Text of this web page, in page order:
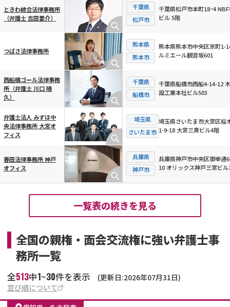
ときわ綜合法律事務所
（弁護士 吉田要介）
千葉県
松戸市
千葉県松戸市本町18−4
ビル 5階
つばさ法律事務所
熊本県
熊本市
熊本県熊本市中央区京町1-
ルミエール観音坂601
西船橋ゴール法律事務
所（弁護士 川口 晴
久）
千葉県
船橋市
千葉県船橋市西船4-14-12
設工業本社ビル503
弁護士法人 みずほ中
央法律事務所 大宮オ
フィス
埼玉県
さいたま市
埼玉県さいたま市大宮区桜
1-9-18 大宮三貴ビル4階
春田法律事務所 神戸
オフィス
兵庫県
神戸市
兵庫県神戸市中央区御幸通
10 オリックス神戸三宮ビル
一覧表の続きを見る
全国の親権・面会交流権に強い弁護士事
務所一覧
全513中1~30件を表示
(更新日:2026年07月31日)
並び順について